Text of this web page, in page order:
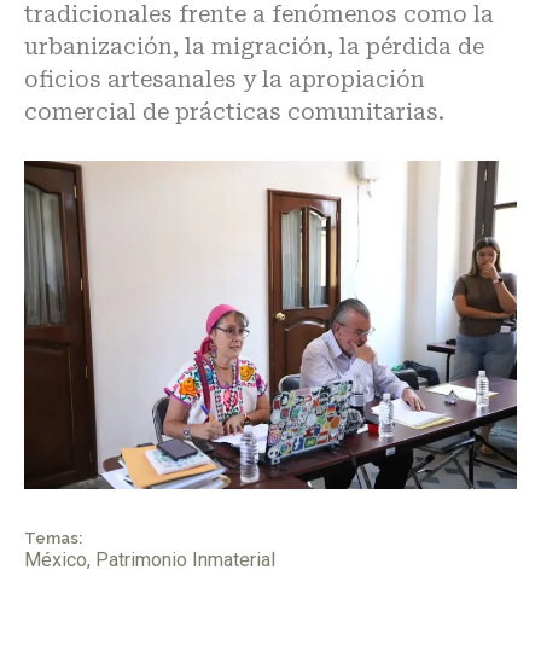
tradicionales frente a fenómenos como la
urbanización, la migración, la pérdida de
oficios artesanales y la apropiación
comercial de prácticas comunitarias.
Temas:
México, Patrimonio Inmaterial